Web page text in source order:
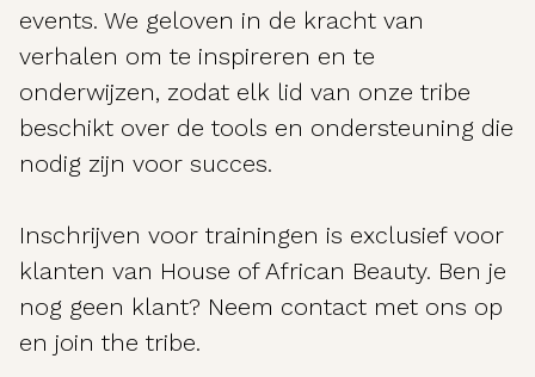
events. We geloven in de kracht van
verhalen om te inspireren en te
onderwijzen, zodat elk lid van onze tribe
beschikt over de tools en ondersteuning die
nodig zijn voor succes.
Inschrijven voor trainingen is exclusief voor
klanten van House of African Beauty. Ben je
nog geen klant? Neem contact met ons op
en join the tribe.